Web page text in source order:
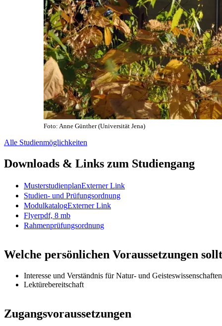
Foto: Anne Günther (Universität Jena)
Alle Studienmöglichkeiten
Downloads & Links zum Studiengang
MusterstudienplanExterner Link
Studien- und Prüfungsordnung
ModulkatalogExterner Link
Flyerpdf, 8 mb
Rahmenprüfungsordnung
Welche persönlichen Voraussetzungen
Interesse und Verständnis für Natur- und Geisteswissenschaften
Lektürebereitschaft
Zugangsvoraussetzungen